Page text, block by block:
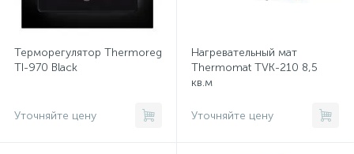
Терморегулятор Thermoreg
TI-970 Black
Уточняйте цену
Нагревательный мат
Thermomat TVK-210 8,5
кв.м
Уточняйте цену